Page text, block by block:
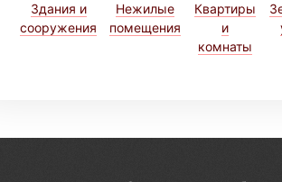
Здания и
сооружения
Нежилые
помещения
Квартиры
и
комнаты